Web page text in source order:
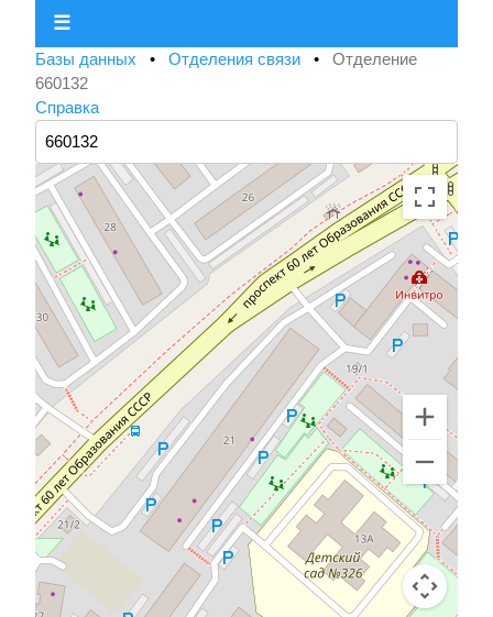
☰
Базы данных • Отделения связи • Отделение
660132
Справка